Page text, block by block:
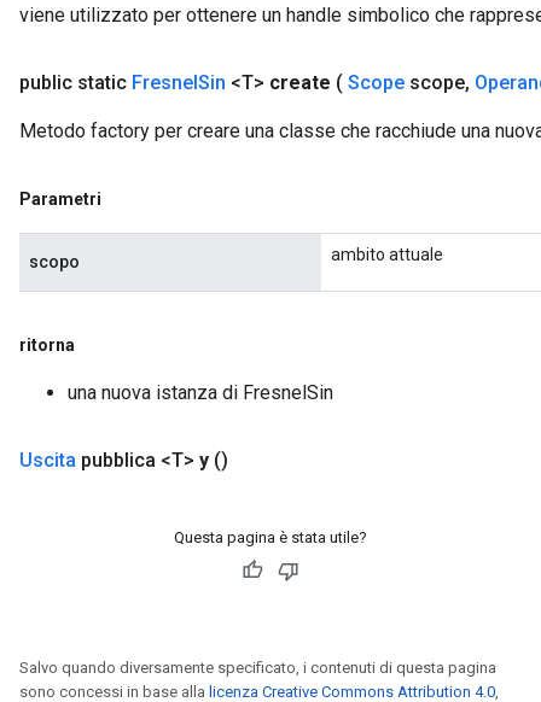
viene utilizzato per ottenere un handle simbolico che
public static FresnelSin <T> create ( Scope scope,
Metodo factory per creare una classe che racchiude una
Parametri
scopo ambito attuale
ritorna
una nuova istanza di FresnelSin
Uscita pubblica <T> y ()
Questa pagina è stata utile?
Salvo quando diversamente specificato, i contenuti di questa pagina
sono concessi in base alla licenza Creative Commons Attribution 4.0,